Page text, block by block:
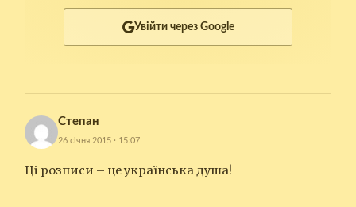
Увійти через Google
Степан
26 січня 2015 · 15:07
Ці розписи – це українська душа!